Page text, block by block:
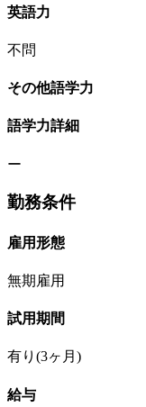
英語力
不問
その他語学力
語学力詳細
ー
勤務条件
雇用形態
無期雇用
試用期間
有り(3ヶ月)
給与